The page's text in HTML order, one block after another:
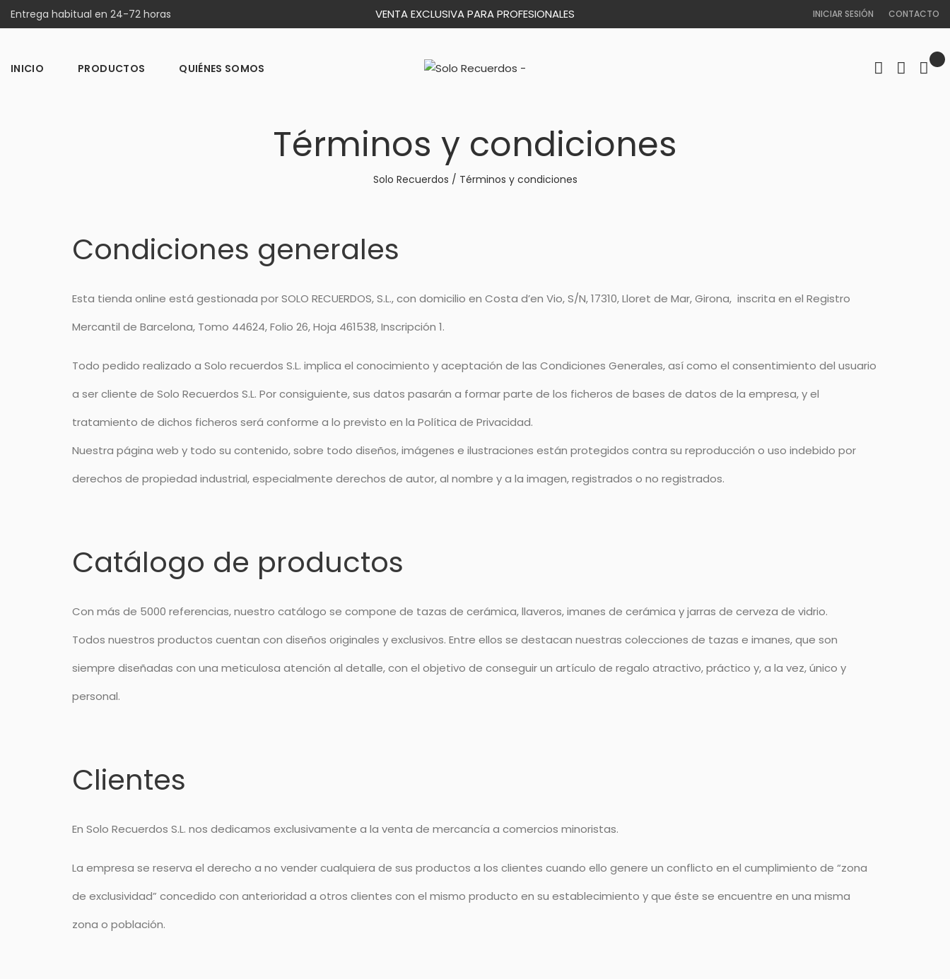
Entrega habitual en 24-72 horas VENTA EXCLUSIVA PARA PROFESIONALES INICIAR SESIÓN CONTACTO
INICIO PRODUCTOS QUIÉNES SOMOS
Términos y condiciones
Solo Recuerdos / Términos y condiciones
Condiciones generales
Esta tienda online está gestionada por SOLO RECUERDOS, S.L., con domicilio en Costa d’en Vio, S/N, 17310, Lloret de Mar, Girona, inscrita en el Registro
Mercantil de Barcelona, Tomo 44624, Folio 26, Hoja 461538, Inscripción 1.
Todo pedido realizado a Solo recuerdos S.L. implica el conocimiento y aceptación de las Condiciones Generales, así como el consentimiento del usuario
a ser cliente de Solo Recuerdos S.L. Por consiguiente, sus datos pasarán a formar parte de los ficheros de bases de datos de la empresa, y el
tratamiento de dichos ficheros será conforme a lo previsto en la Política de Privacidad.
Nuestra página web y todo su contenido, sobre todo diseños, imágenes e ilustraciones están protegidos contra su reproducción o uso indebido por
derechos de propiedad industrial, especialmente derechos de autor, al nombre y a la imagen, registrados o no registrados.
Catálogo de productos
Con más de 5000 referencias, nuestro catálogo se compone de tazas de cerámica, llaveros, imanes de cerámica y jarras de cerveza de vidrio.
Todos nuestros productos cuentan con diseños originales y exclusivos. Entre ellos se destacan nuestras colecciones de tazas e imanes, que son
siempre diseñadas con una meticulosa atención al detalle, con el objetivo de conseguir un artículo de regalo atractivo, práctico y, a la vez, único y
personal.
Clientes
En Solo Recuerdos S.L. nos dedicamos exclusivamente a la venta de mercancía a comercios minoristas.
La empresa se reserva el derecho a no vender cualquiera de sus productos a los clientes cuando ello genere un conflicto en el cumplimiento de “zona
de exclusividad” concedido con anterioridad a otros clientes con el mismo producto en su establecimiento y que éste se encuentre en una misma
zona o población.